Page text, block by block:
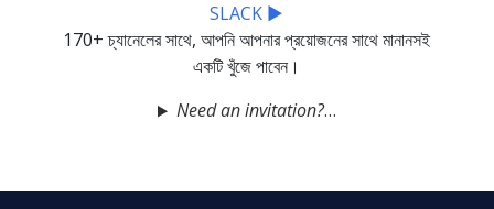
SLACK ▶
170+ চ্যানেলের সাথে, আপনি আপনার প্রয়োজনের সাথে মানানসই
একটি খুঁজে পাবেন।
Need an invitation?